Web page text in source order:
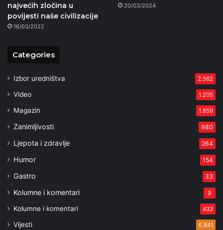
najvećih zločina u
povijesti naše civilizacije
16/03/2022
20/03/2024
Categories
Izbor uredništva 2.562
Video 1.205
Magazin 1.859
Zanimljivosti 980
Ljepota i zdravlje 264
Humor 154
Gastro 33
Kolumne i komentari 9
Kolumne i komentari 433
Vijesti 6.841